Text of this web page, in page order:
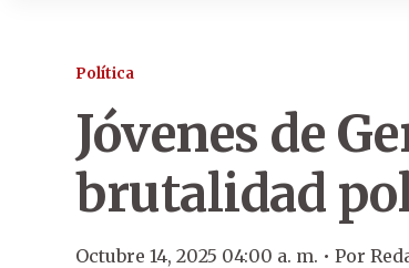
Política
Jóvenes de
brutalidad
Octubre 14, 2025 04:00 a. m. • Por